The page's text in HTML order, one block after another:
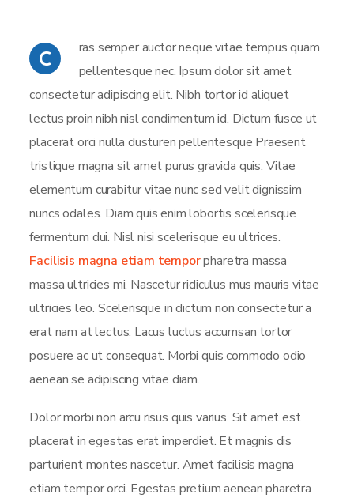
C
ras semper auctor neque vitae tempus quam
pellentesque nec. Ipsum dolor sit amet
consectetur adipiscing elit. Nibh tortor id aliquet
lectus proin nibh nisl condimentum id. Dictum fusce ut
placerat orci nulla dusturen pellentesque Praesent
tristique magna sit amet purus gravida quis. Vitae
elementum curabitur vitae nunc sed velit dignissim
nuncs odales. Diam quis enim lobortis scelerisque
fermentum dui. Nisl nisi scelerisque eu ultrices.
Facilisis magna etiam temporpharetra massa
massa ultricies mi. Nascetur ridiculus mus mauris vitae
ultricies leo. Scelerisque in dictum non consectetur a
erat nam at lectus. Lacus luctus accumsan tortor
posuere ac ut consequat. Morbi quis commodo odio
aenean se adipiscing vitae diam.
Dolor morbi non arcu risus quis varius. Sit amet est
placerat in egestas erat imperdiet. Et magnis dis
parturient montes nascetur. Amet facilisis magna
etiam tempor orci. Egestas pretium aenean pharetra